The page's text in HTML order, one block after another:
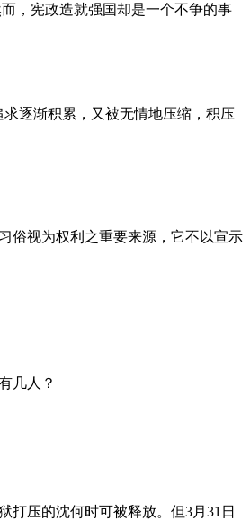
，宪政造就强国却是一个不争的事
逐渐积累，又被无情地压缩，积压
俗视为权利之重要来源，它不以宣示
几人？
打压的沈何时可被释放。但3月31日